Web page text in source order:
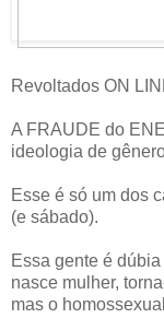
Revoltados ON
A FRAUDE do
ideologia de
Esse é só um dos
(e sábado).
Essa gente é
nasce mulher,
mas o